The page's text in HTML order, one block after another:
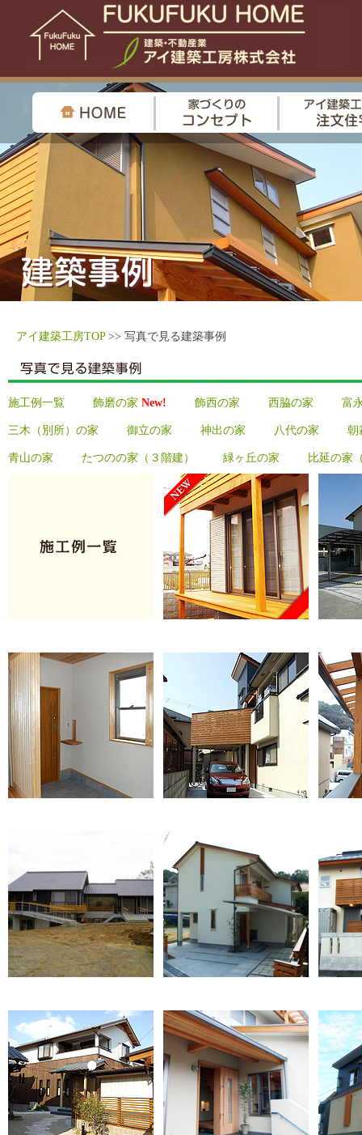
アイ建築工房TOP>> 写真で見る建築事例
施工例一覧 飾磨の家 New! 飾西の家 西脇の家 富
三木（別所）の家 御立の家 神出の家 八代の家 朝
青山の家 たつのの家（３階建） 緑ヶ丘の家 比延の家